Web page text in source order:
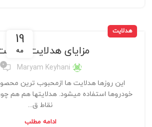
19
مه
هدلایت
مزایای هدلایت
Maryam Keyhani
0
این روزها هدلایت ها ازمحبوب ترین
خودروها استفاده میشود. هدلایتها هم هم
نقاط ق...
ادامه مطلب